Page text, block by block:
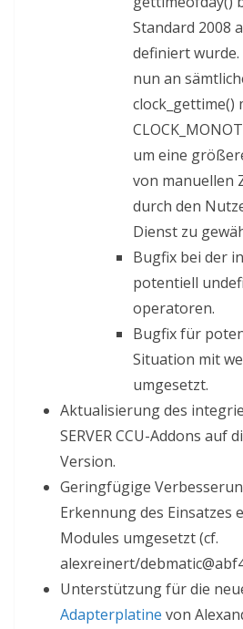
Standard 2008
definiert
nun an
clock_gettime()
um eine
von manuellen
durch den
Dienst zu
Bugfix bei der
potentiell
operatoren.
Bugfix für
Situation mit
umgesetzt.
Aktualisierung des
SERVER CCU-Addons auf
Version.
Geringfügige
Erkennung des Einsatzes
Modules umgesetzt (cf.
alexreinert/
Unterstützung für die
Adapterplatine von